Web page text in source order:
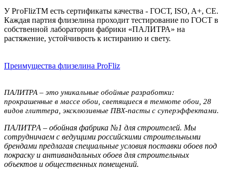
У РгоFlizТМ есть сертификаты качества - ГОСТ, ISO, A+, CE.
Каждая партия флизелина проходит тестирование по ГОСТ в
собственной лаборатории фабрики «ПАЛИТРА» на
растяжение, устойчивость к истиранию и свету.
Преимущества флизелина ProFliz
ПАЛИТРА – это уникальные обойные разработки:
прокрашенные в массе обои, светящиеся в темноте обои, 28
видов глиттера, эксклюзивные ПВХ-пасты с суперэффектами.
ПАЛИТРА – обойная фабрика №1 для строителей. Мы
сотрудничаем с ведущими российскими строительными
брендами предлагая специальные условия поставки обоев под
покраску и антивандальных обоев для строительных
объектов и общественных помещений.